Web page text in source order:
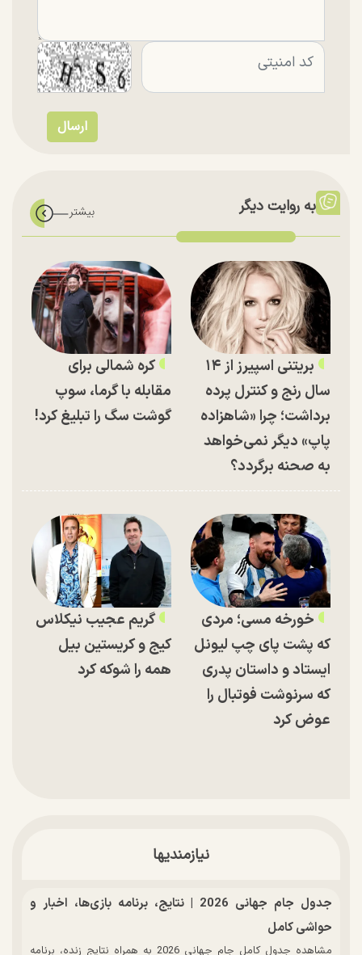
به روایت دیگر
بریتنی اسپیرز از ۱۴
سال رنج و کنترل پرده
برداشت؛ چرا «شاهزاده
پاپ» دیگر نمی‌خواهد
به صحنه برگردد؟
کره شمالی برای
مقابله با گرما، سوپ
گوشت سگ را تبلیغ کرد!
خورخه مسی؛ مردی
که پشت پای چپ لیونل
ایستاد و داستان پدری
که سرنوشت فوتبال را
عوض کرد
گریم عجیب نیکلاس
کیج و کریستین بیل
همه را شوکه کرد
نیازمندیها
جدول جام جهانی 2026 | نتایج، برنامه بازی‌ها، اخبار و
حواشی کامل
مشاهده جدول کامل جام جهانی 2026 به همراه نتایج زنده، برنامه